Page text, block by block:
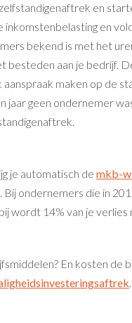
en
en
bekend is met het
besteden aan je bedrijf.
maken op de
jaar geen ondernemer
je automatisch de mkb-
ondernemers die in
wordt 14% van je verlies
En kosten de